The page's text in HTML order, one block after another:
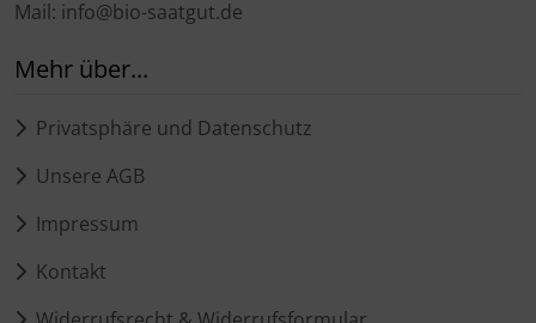
Mail: info@bio-saatgut.de
Mehr über...
Privatsphäre und Datenschutz
Unsere AGB
Impressum
Kontakt